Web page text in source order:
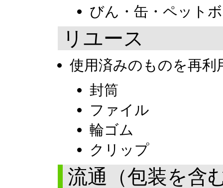
びん・缶・ペット
リユース
使用済みのものを再利
封筒
ファイル
輪ゴム
クリップ
流通（包装を含